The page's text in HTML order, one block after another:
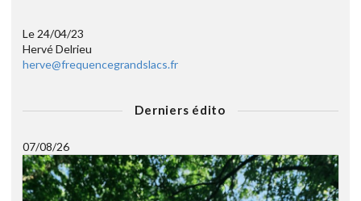
Le 24/04/23
Hervé Delrieu
herve@frequencegrandslacs.fr
Derniers édito
07/08/26